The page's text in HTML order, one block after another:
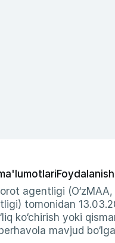
agentligi
tomonidan
ko‘chirish yoki
mavjud